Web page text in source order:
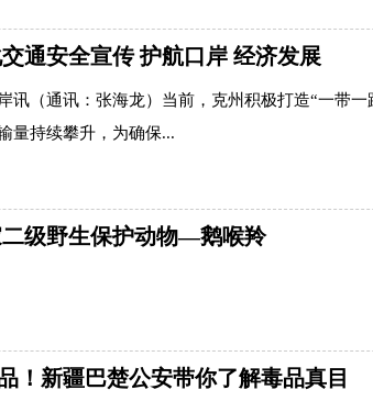
通安全宣传 护航口岸 经济发展
讯（通讯：张海龙）当前，克州积极打造“一带
量持续攀升，为确保...
级野生保护动物—鹅喉羚
！新疆巴楚公安带你了解毒品真目